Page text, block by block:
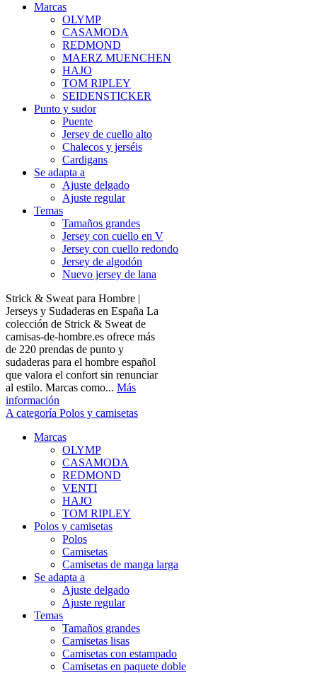
Marcas
OLYMP
CASAMODA
REDMOND
MAERZ MUENCHEN
HAJO
TOM RIPLEY
SEIDENSTICKER
Punto y sudor
Puente
Jersey de cuello alto
Chalecos y jerséis
Cardigans
Se adapta a
Ajuste delgado
Ajuste regular
Temas
Tamaños grandes
Jersey con cuello en V
Jersey con cuello redondo
Jersey de algodón
Nuevo jersey de lana
Strick & Sweat para Hombre |
Jerseys y Sudaderas en España La
colección de Strick & Sweat de
camisas-de-hombre.es ofrece más
de 220 prendas de punto y
sudaderas para el hombre español
que valora el confort sin renunciar
al estilo. Marcas como... Más
información
A categoría Polos y camisetas
Marcas
OLYMP
CASAMODA
REDMOND
VENTI
HAJO
TOM RIPLEY
Polos y camisetas
Polos
Camisetas
Camisetas de manga larga
Se adapta a
Ajuste delgado
Ajuste regular
Temas
Tamaños grandes
Camisetas lisas
Camisetas con estampado
Camisetas en paquete doble